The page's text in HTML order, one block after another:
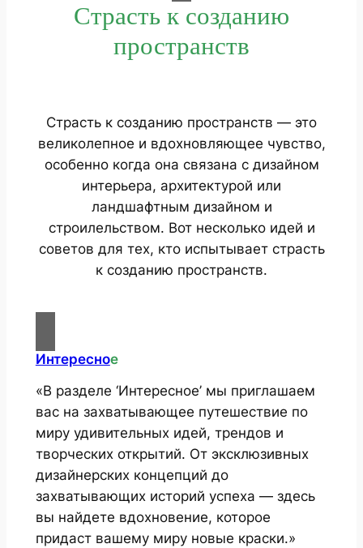
Страсть к созданию
пространств
Страсть к созданию пространств — это
великолепное и вдохновляющее чувство,
особенно когда она связана с дизайном
интерьера, архитектурой или
ландшафтным дизайном и
строилельством. Вот несколько идей и
советов для тех, кто испытывает страсть
к созданию пространств.
Интересное
«В разделе ‘Интересное’ мы приглашаем
вас на захватывающее путешествие по
миру удивительных идей, трендов и
творческих открытий. От эксклюзивных
дизайнерских концепций до
захватывающих историй успеха — здесь
вы найдете вдохновение, которое
придаст вашему миру новые краски.»